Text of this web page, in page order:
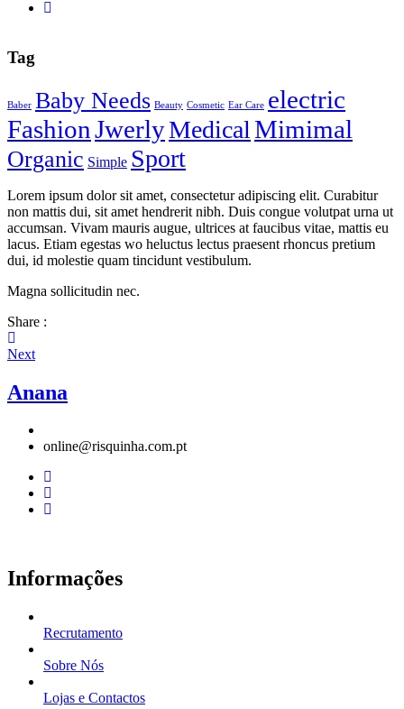
Tag
Baber Baby Needs Beauty Cosmetic Ear Care electric
FashionJwerlyMedical Mimimal
Organic Simple Sport
Lorem ipsum dolor sit amet, consectetur adipiscing elit. Curabitur
non mattis dui, sit amet hendrerit nibh. Duis congue volutpat urna ut
accumsan. Vivam mauris augue, ultrices at faucibus vitae, mattis eu
lacus. Etiam egestas wo heluctus lectus praesent rhoncus pretium
dui, id molestie quam tincidunt vestibulum.
Magna sollicitudin nec.
Share :
Next
Anana
online@risquinha.com.pt
Informações
Recrutamento
Sobre Nós
Lojas e Contactos